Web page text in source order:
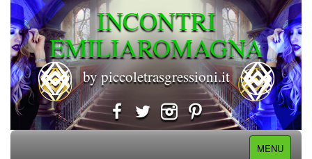
INCONTRI
EMILIAROMAGNA
by piccoletrasgressioni.it
MENU